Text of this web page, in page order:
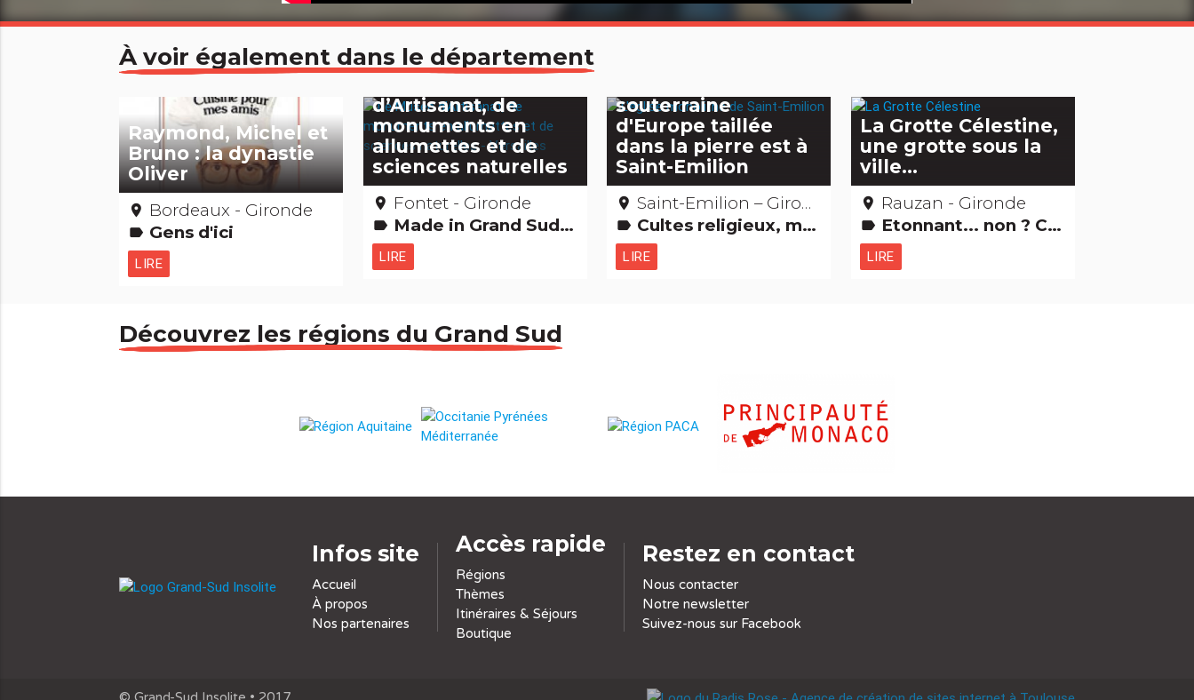
À voir également dans le département
Raymond, Michel et
Bruno : la dynastie
Oliver
place Bordeaux - Gironde
label Gens d'ici
LIRE
d’Artisanat, de
monuments en
allumettes et de
sciences naturelles
place Fontet - Gironde
label Made in Grand Sud Etonnant... non ? Musées & Collections Gens d'ici
LIRE
souterraine
d'Europe taillée
dans la pierre est à
Saint-Emilion
place Saint-Emilion – Gironde
label Cultes religieux, mystiques & païens Records : Les + et les - Edifices remarquables
LIRE
La Grotte Célestine,
une grotte sous la
ville...
place Rauzan - Gironde
label Etonnant... non ? Curiosités naturelles
LIRE
Découvrez les régions du Grand Sud
Infos site
Accueil
À propos
Nos partenaires
Accès rapide
Régions
Thèmes
Itinéraires & Séjours
Boutique
Restez en contact
Nous contacter
Notre newsletter
Suivez-nous sur Facebook